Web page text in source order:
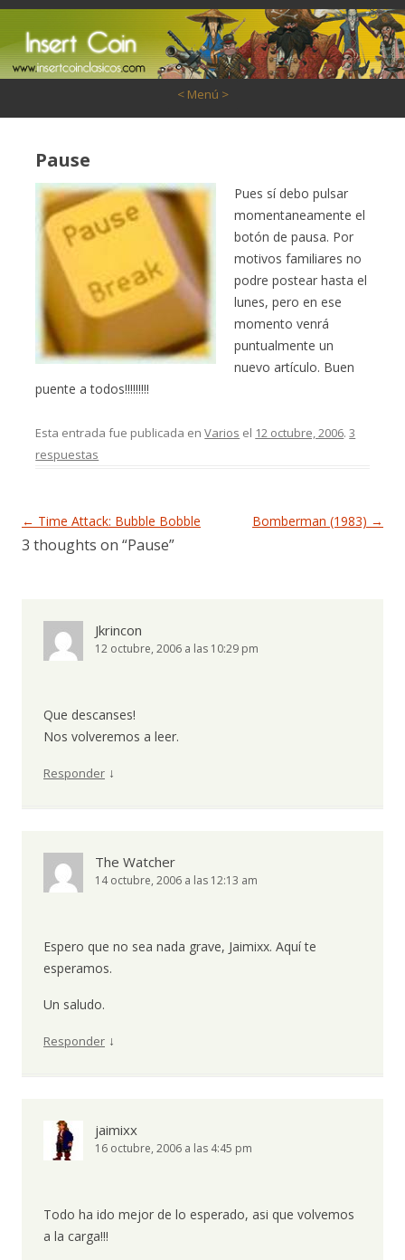
< Menú >
Pause
Pues sí debo pulsar
momentaneamente el
botón de pausa. Por
motivos familiares no
podre postear hasta el
lunes, pero en ese
momento venrá
puntualmente un
nuevo artículo. Buen
puente a todos!!!!!!!!!
Esta entrada fue publicada enVarios el 12 octubre, 2006.3
respuestas
Navegación de entradas
← Time Attack: Bubble Bobble Bomberman (1983) →
3 thoughts on “Pause”
Jkrincon
12 octubre, 2006 a las 10:29 pm
Que descanses!
Nos volveremos a leer.
Responder ↓
The Watcher
14 octubre, 2006 a las 12:13 am
Espero que no sea nada grave, Jaimixx. Aquí te
esperamos.
Un saludo.
Responder ↓
jaimixx
16 octubre, 2006 a las 4:45 pm
Todo ha ido mejor de lo esperado, asi que volvemos
a la carga!!!